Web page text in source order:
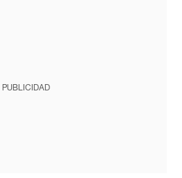
PUBLICIDAD